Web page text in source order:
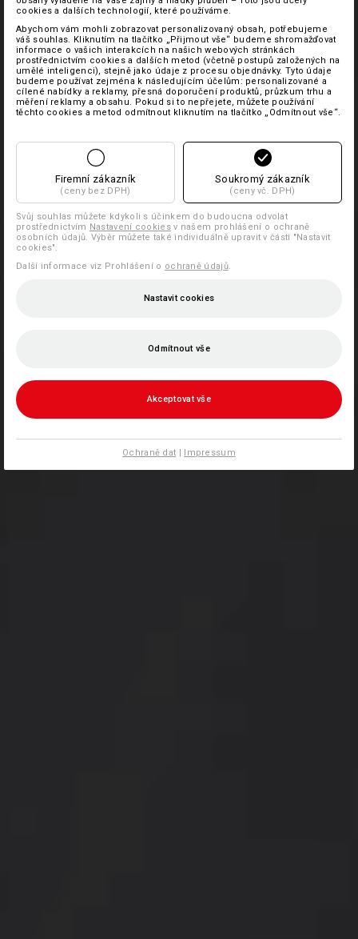
cookies a dalších technologií, které používáme.
Abychom vám mohli zobrazovat personalizovaný obsah, potřebujeme
váš souhlas. Kliknutím na tlačítko „Přijmout vše“ budeme shromažďovat
informace o vašich interakcích na našich webových stránkách
prostřednictvím cookies a dalších metod (včetně postupů založených na
umělé inteligenci), stejně jako údaje z procesu objednávky. Tyto údaje
budeme používat zejména k následujícím účelům: personalizované a
cílené nabídky a reklamy, přesná doporučení produktů, průzkum trhu a
měření reklamy a obsahu. Pokud si to nepřejete, můžete používání
těchto cookies a metod odmítnout kliknutím na tlačítko „Odmítnout vše“.
Firemní zákazník
(ceny bez DPH)
Soukromý zákazník
(ceny vč. DPH)
Svůj souhlas můžete kdykoli s účinkem do budoucna odvolat
prostřednictvím Nastavení cookiesv našem prohlášení o ochraně
osobních údajů. Výběr můžete také individuálně upravit v části "Nastavit
cookies".
Další informace viz Prohlášení o ochraně údajů.
Nastavit cookies
Odmítnout vše
Akceptovat vše
Ochraně dat | Impressum